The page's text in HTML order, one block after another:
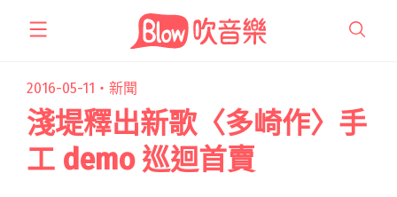
2016-05-11・ 新聞
淺堤釋出新歌〈多崎作〉手
工 demo 巡迴首賣